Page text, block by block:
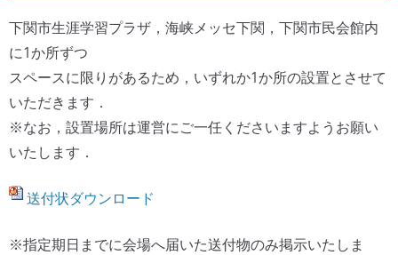
下関市生涯学習プラザ，海峡メッセ下関，下関市民会館内
に1か所ずつ
スペースに限りがあるため，いずれか1か所の設置とさせて
いただきます．
※なお，設置場所は運営にご一任くださいますようお願い
いたします．
送付状ダウンロード
※指定期日までに会場へ届いた送付物のみ掲示いたしま